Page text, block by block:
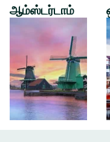
ஆம்ஸ்டர்டாம்